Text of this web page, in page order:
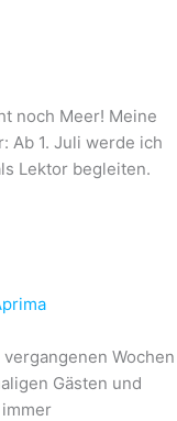
noch Meer! Meine
Ab 1. Juli werde ich
Lektor begleiten.
Wochen
Gästen und